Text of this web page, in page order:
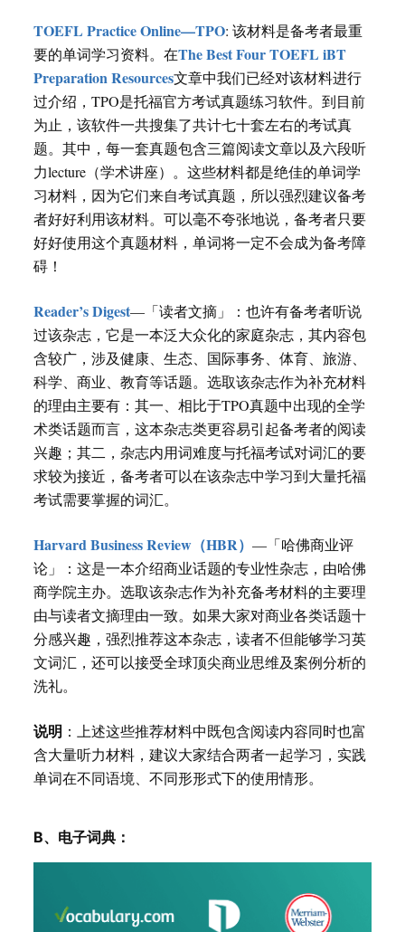
TOEFL Practice Online—TPO: 该材料是备考者最重
要的单词学习资料。在The Best Four TOEFL iBT
Preparation Resources文章中我们已经对该材料进行
过介绍，TPO是托福官方考试真题练习软件。到目前
为止，该软件一共搜集了共计七十套左右的考试真
题。其中，每一套真题包含三篇阅读文章以及六段听
力lecture（学术讲座）。这些材料都是绝佳的单词学
习材料，因为它们来自考试真题，所以强烈建议备考
者好好利用该材料。可以毫不夸张地说，备考者只要
好好使用这个真题材料，单词将一定不会成为备考障
碍！
Reader’s Digest—「读者文摘」：也许有备考者听说
过该杂志，它是一本泛大众化的家庭杂志，其内容包
含较广，涉及健康、生态、国际事务、体育、旅游、
科学、商业、教育等话题。选取该杂志作为补充材料
的理由主要有：其一、相比于TPO真题中出现的全学
术类话题而言，这本杂志类更容易引起备考者的阅读
兴趣；其二，杂志内用词难度与托福考试对词汇的要
求较为接近，备考者可以在该杂志中学习到大量托福
考试需要掌握的词汇。
Harvard Business Review（HBR） —「哈佛商业评
论」：这是一本介绍商业话题的专业性杂志，由哈佛
商学院主办。选取该杂志作为补充备考材料的主要理
由与读者文摘理由一致。如果大家对商业各类话题十
分感兴趣，强烈推荐这本杂志，读者不但能够学习英
文词汇，还可以接受全球顶尖商业思维及案例分析的
洗礼。
说明 ：上述这些推荐材料中既包含阅读内容同时也富
含大量听力材料，建议大家结合两者一起学习，实践
单词在不同语境、不同形形式下的使用情形。
B、电子词典：